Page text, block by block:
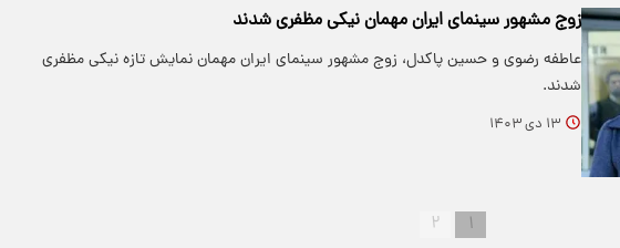
زوج مشهور سینمای ایران مهمان نیکی مظفری شدند
عاطفه رضوی و حسین پاکدل، زوج مشهور سینمای ایران مهمان نمایش تازه نیکی مظفری
شدند.
۱۳ دی ۱۴۰۳
۱ ۲